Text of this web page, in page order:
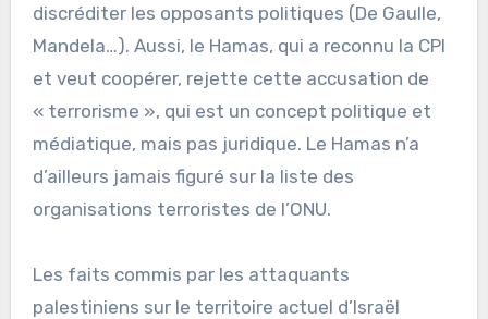
discréditer les opposants politiques (De Gaulle,
Mandela…). Aussi, le Hamas, qui a reconnu la CPI
et veut coopérer, rejette cette accusation de
« terrorisme », qui est un concept politique et
médiatique, mais pas juridique. Le Hamas n’a
d’ailleurs jamais figuré sur la liste des
organisations terroristes de l’ONU.
Les faits commis par les attaquants
palestiniens sur le territoire actuel d’Israël